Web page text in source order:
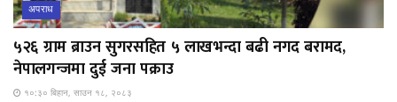
अपराध
५२६ ग्राम ब्राउन सुगरसहित ५ लाखभन्दा बढी नगद बरामद,
नेपालगन्जमा दुई जना पक्राउ
१०:३० बिहान, साउन १८, २०८३